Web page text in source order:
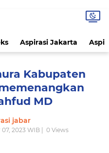
Aspirasi Jakarta
Kabupaten
MD
jabar
2023 WIB | 0 Views